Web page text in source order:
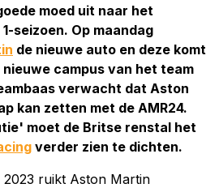
moed uit naar het
seizoen. Op maandag
de nieuwe auto en deze komt
campus van het team
verwacht dat Aston
kan zetten met de AMR24.
moet de Britse renstal het
verder zien te dichten.
ruikt Aston Martin